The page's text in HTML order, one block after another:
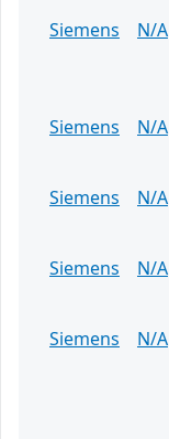
Siemens
N/A
Siemens
N/A
Siemens
N/A
Siemens
N/A
Siemens
N/A